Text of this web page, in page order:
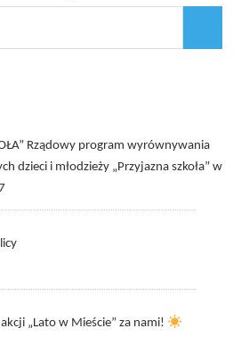
Rządowy program wyrównywania
dzieci i młodzieży „Przyjazna szkoła” w
„Lato w Mieście” za nami!